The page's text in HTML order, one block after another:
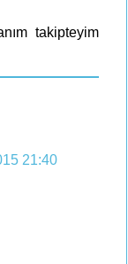
takipteyim
21:40